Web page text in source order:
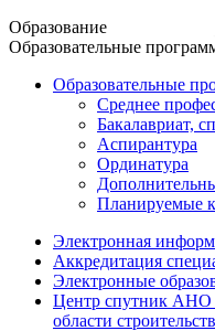
Образование
Образовательные
Образовательные
Среднее
Бакалавриат,
Аспирантура
Ординатура
Планируемые
Электронная
Аккредитация
Электронные
Центр спутник АНО
области